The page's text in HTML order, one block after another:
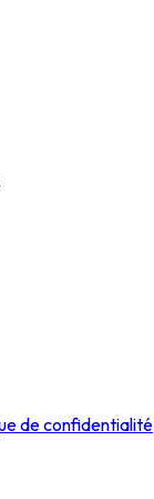
de confidentialité